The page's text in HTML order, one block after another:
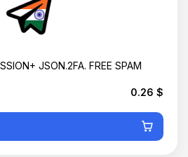
JSON.2FA. FREE SPAM
0.26 $